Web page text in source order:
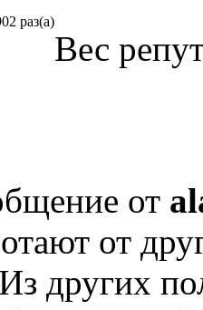
раз(а)
Вес
от
от
других